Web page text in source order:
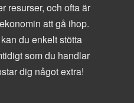
resurser, och ofta är
att gå ihop.
du enkelt stötta
som du handlar
dig något extra!